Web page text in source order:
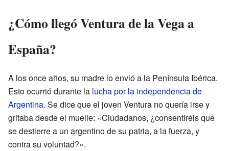
¿Cómo llegó Ventura de la Vega a
España?
A los once años, su madre lo envió a la Península Ibérica.
Esto ocurrió durante la lucha por la independencia de
Argentina. Se dice que el joven Ventura no quería irse y
gritaba desde el muelle: «Ciudadanos, ¿consentiréis que
se destierre a un argentino de su patria, a la fuerza, y
contra su voluntad?».